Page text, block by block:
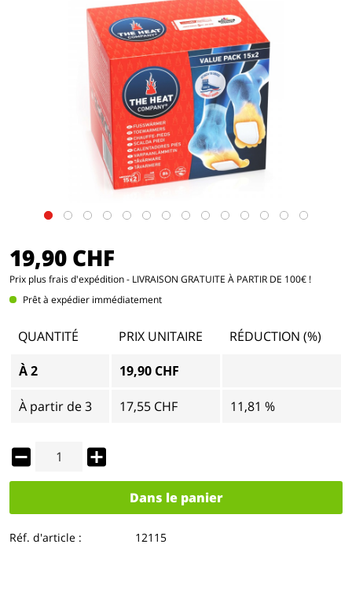
19,90 CHF
Prix plus frais d'expédition- LIVRAISON GRATUITE À PARTIR DE 100€ !
Prêt à expédier immédiatement
QUANTITÉ PRIX UNITAIRE
RÉDUCTION (%)
À2 19,90 CHF
À partir de3 17,55 CHF 11,81 %
Dans le panier
Réf. d'article : 12115